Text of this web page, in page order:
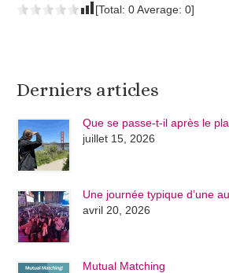
[Total:0Average:0]
Derniers articles
Que se passe-t-il après le
juillet 15, 2026
Une journée typique d’une
avril 20, 2026
Mutual Matching